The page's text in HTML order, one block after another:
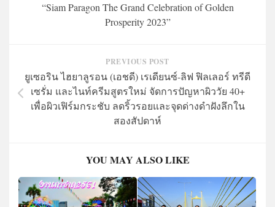
“Siam Paragon The Grand Celebration of Golden
Prosperity 2023”
PREVIOUS POST
ยูเซอริน ไฮยาลูรอน (เอชดี) เรเดียนซ์-ลิฟ ฟิลเลอร์ ทรีดี
เซรั่ม และไนท์ครีมสูตรใหม่ จัดการปัญหาผิววัย 40+
เพื่อผิวเฟิร์มกระชับ ลดริ้วรอยและจุดด่างดำฝังลึกใน
สองสัปดาห์
YOU MAY ALSO LIKE